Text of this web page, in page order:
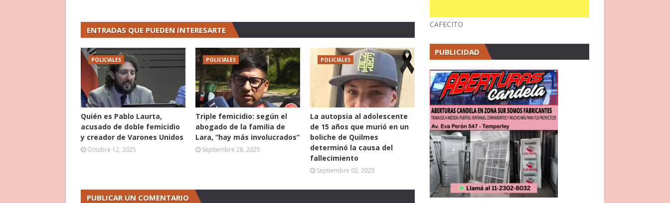
ENTRADAS QUE PUEDEN INTERESARTE
POLICIALES
Quién es Pablo Laurta,
acusado de doble femicidio
y creador de Varones Unidos
Octubre 12, 2025
POLICIALES
Triple femicidio: según el
abogado de la familia de
Lara, “hay más involucrados”
Septiembre 28, 2025
POLICIALES
La autopsia al adolescente
de 15 años que murió en un
boliche de Quilmes
determinó la causa del
fallecimiento
Septiembre 02, 2025
PUBLICAR UN COMENTARIO
CAFECITO
PUBLICIDAD